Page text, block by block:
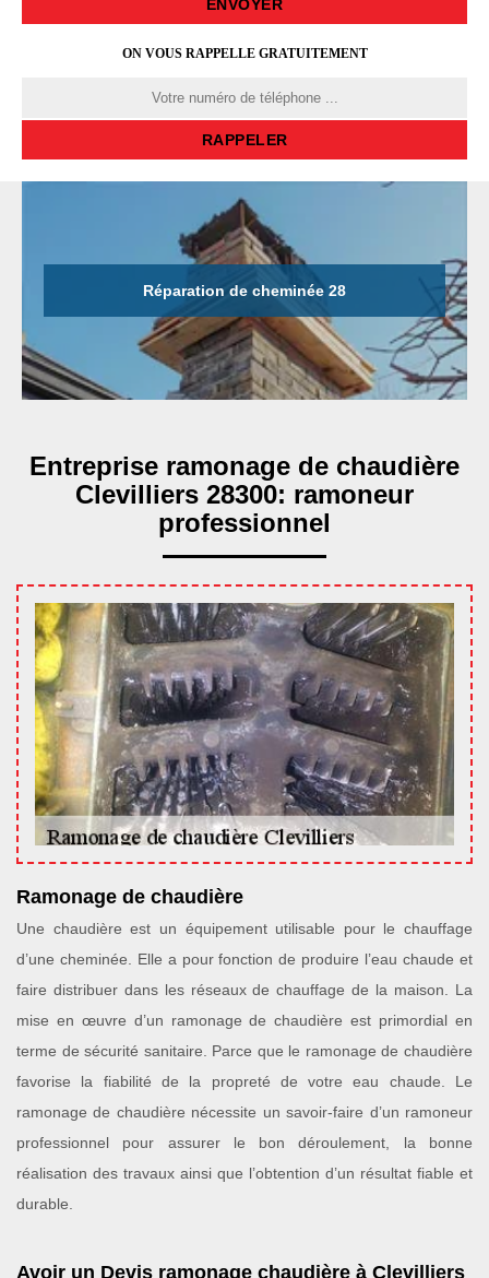
ON VOUS RAPPELLE GRATUITEMENT
Réparation de cheminée 28
Entreprise ramonage de chaudière
Clevilliers 28300: ramoneur
professionnel
Ramonage de chaudière
Une chaudière est un équipement utilisable pour le chauffage
d’une cheminée. Elle a pour fonction de produire l’eau chaude et
faire distribuer dans les réseaux de chauffage de la maison. La
mise en œuvre d’un ramonage de chaudière est primordial en
terme de sécurité sanitaire. Parce que le ramonage de chaudière
favorise la fiabilité de la propreté de votre eau chaude. Le
ramonage de chaudière nécessite un savoir-faire d’un ramoneur
professionnel pour assurer le bon déroulement, la bonne
réalisation des travaux ainsi que l’obtention d’un résultat fiable et
durable.
Avoir un Devis ramonage chaudière à Clevilliers